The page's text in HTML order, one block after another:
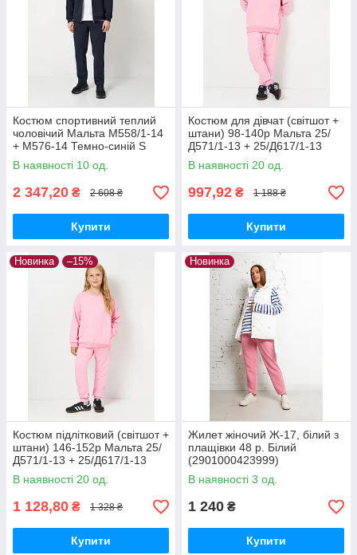
Костюм спортивний теплий
чоловічий Мальта М558/1-14
+ М576-14 Темно-синій S
В наявності 10 од.
2 347,20 ₴ 2 608 ₴
Купити
Костюм для дівчат (світшот +
штани) 98-140р Мальта 25/
Д571/1-13 + 25/Д617/1-13
Рожевий 122 см.
В наявності 20 од.
997,92 ₴ 1 188 ₴
Купити
Новинка –15%
Костюм підлітковий (світшот +
штани) 146-152р Мальта 25/
Д571/1-13 + 25/Д617/1-13
демісезон, рожевий 146 см.
В наявності 20 од.
1 128,80 ₴ 1 328 ₴
Купити
Новинка
Жилет жіночий Ж-17, білий з
плащівки 48 р. Білий
(2901000423999)
В наявності 3 од.
1 240 ₴
Купити